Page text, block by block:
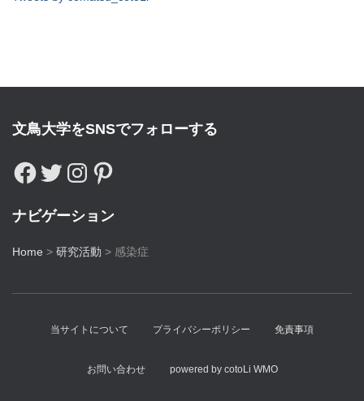
文鳥大学をSNSでフォローする
ナビゲーション
Home > 研究活動 > 感染症
当サイトについて プライバシーポリシー 免責事項
お問い合わせ powered by cotoLi WMO